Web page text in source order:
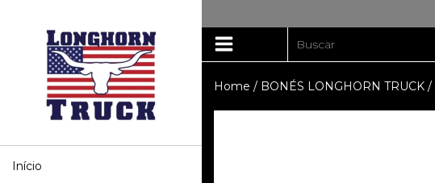
Início
Home / BONÉS LONGHORN TRUCK /